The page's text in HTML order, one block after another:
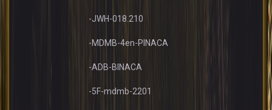
-JWH-018.210
-MDMB-4en-PINACA
-ADB-BINACA
-5F-mdmb-2201